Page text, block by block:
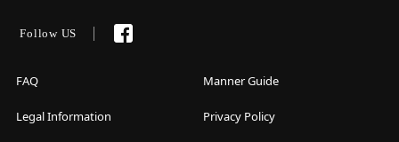
Follow US
FAQ Manner Guide
Legal Information Privacy Policy